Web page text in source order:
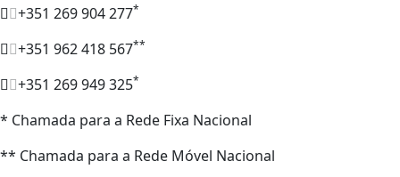
+351 269 904 277*
+351 962 418 567**
+351 269 949 325*
* Chamada para a Rede Fixa Nacional
** Chamada para a Rede Móvel Nacional